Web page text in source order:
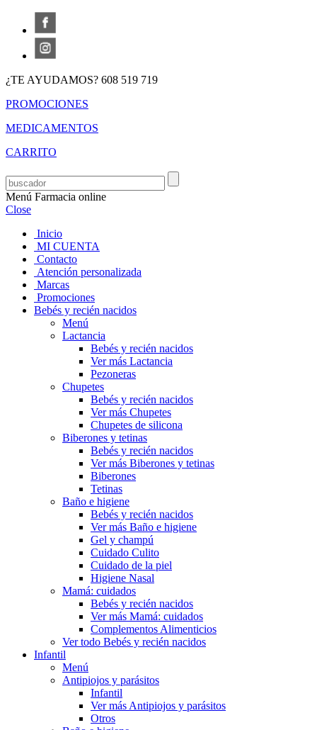
¿TE AYUDAMOS? 608 519 719
PROMOCIONES
MEDICAMENTOS
CARRITO
Menú Farmacia online
Close
Inicio
MI CUENTA
Contacto
Atención personalizada
Marcas
Promociones
Bebés y recién nacidos
Menú
Lactancia
Bebés y recién nacidos
Ver más Lactancia
Pezoneras
Chupetes
Bebés y recién nacidos
Ver más Chupetes
Chupetes de silicona
Biberones y tetinas
Bebés y recién nacidos
Ver más Biberones y tetinas
Biberones
Tetinas
Baño e higiene
Bebés y recién nacidos
Ver más Baño e higiene
Gel y champú
Cuidado Culito
Cuidado de la piel
Higiene Nasal
Mamá: cuidados
Bebés y recién nacidos
Ver más Mamá: cuidados
Complementos Alimenticios
Ver todo Bebés y recién nacidos
Infantil
Menú
Antipiojos y parásitos
Infantil
Ver más Antipiojos y parásitos
Otros